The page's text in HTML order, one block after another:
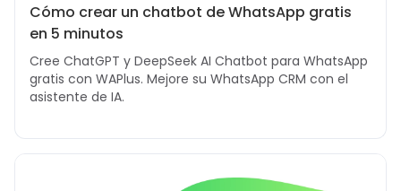
Cómo crear un chatbot de WhatsApp gratis
en 5 minutos
Cree ChatGPT y DeepSeek AI Chatbot para WhatsApp
gratis con WAPlus. Mejore su WhatsApp CRM con el
asistente de IA.